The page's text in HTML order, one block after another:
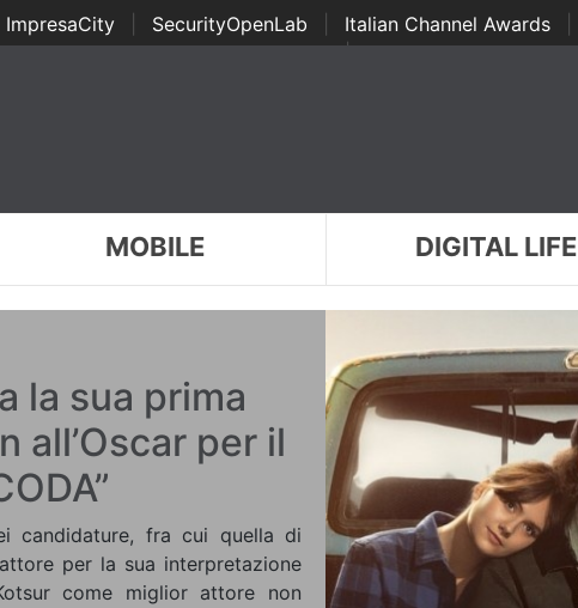
ImpresaCity SecurityOpenLab Italian Channel Awards
Awards | ...
MOBILE DIGITAL LIFE
la sua prima
all’Oscar per il
candidature, fra cui quella di
per la sua interpretazione
come miglior attore non